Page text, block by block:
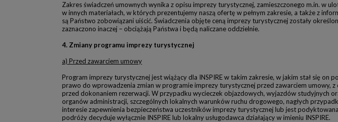
Zakres świadczeń umownych wynika z opisu imprezy turystycznej, zamieszczonego m.in. w
w innych materiałach, w których prezentujemy naszą ofertę w pełnym zakresie, a także z
są Państwo zobowiązani uiścić. Świadczenia objęte ceną imprezy turystycznej zostały
zaznaczono inaczej – obciążają Państwa i będą naliczane oddzielnie.
4. Zmiany programu imprezy turystycznej
a) Przed zawarciem umowy
Program imprezy turystycznej jest wiążący dla INSPIRE w takim zakresie, w jakim stał się on
prawo do wprowadzenia zmian w programie imprezy turystycznej przed zawarciem
przed dokonaniem rezerwacji. W przypadku wycieczek objazdowych, wyjazdów studyjnych
organów administracji, szczególnych lokalnych warunków ruchu drogowego, nagłych
interesie zapewnienia bezpieczeństwa uczestników imprezy turystycznej lub jest
podróży decyduje wyłącznie INSPIRE lub lokalny usługodawca działający w imieniu INSPIRE.